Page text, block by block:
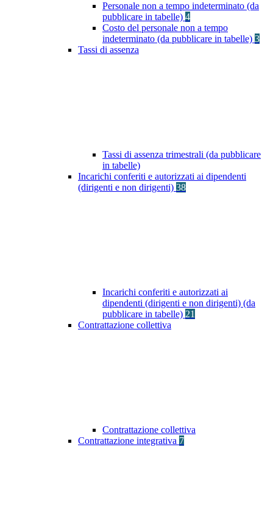
Personale non a tempo indeterminato (da
pubblicare in tabelle) 4
Costo del personale non a tempo
indeterminato (da pubblicare in tabelle) 3
Tassi di assenza
Tassi di assenza trimestrali (da pubblicare
in tabelle)
Incarichi conferiti e autorizzati ai dipendenti
(dirigenti e non dirigenti) 38
Incarichi conferiti e autorizzati ai
dipendenti (dirigenti e non dirigenti) (da
pubblicare in tabelle) 21
Contrattazione collettiva
Contrattazione collettiva
Contrattazione integrativa 7